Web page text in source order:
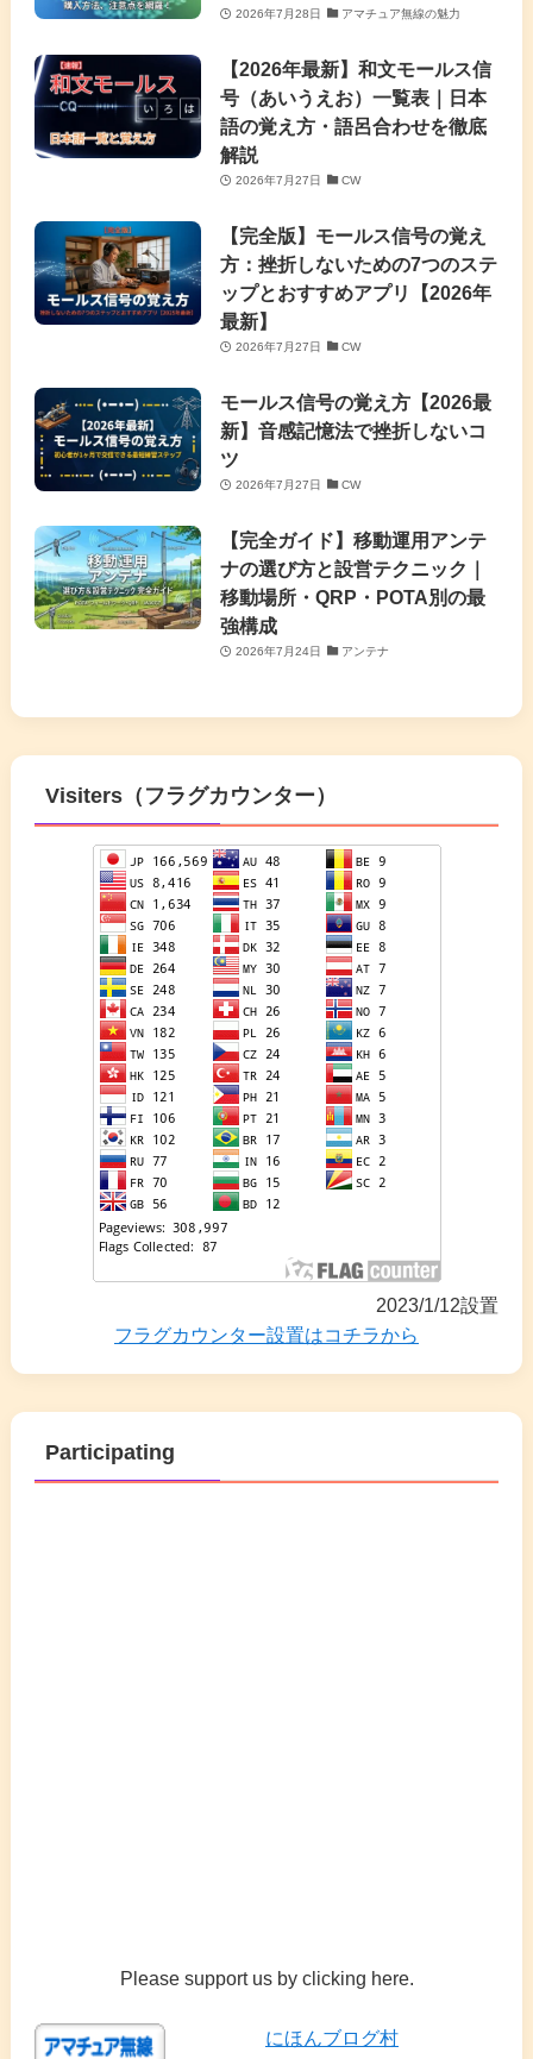
2026年7月28日 アマチュア無線の魅力
【2026年最新】和文モールス信
号（あいうえお）一覧表｜日本
語の覚え方・語呂合わせを徹底
解説
2026年7月27日 CW
【完全版】モールス信号の覚え
方：挫折しないための7つのステ
ップとおすすめアプリ【2026年
最新】
2026年7月27日 CW
モールス信号の覚え方【2026最
新】音感記憶法で挫折しないコ
ツ
2026年7月27日 CW
【完全ガイド】移動運用アンテ
ナの選び方と設営テクニック｜
移動場所・QRP・POTA別の最
強構成
2026年7月24日 アンテナ
Visiters（フラグカウンター）
2023/1/12設置
フラグカウンター設置はコチラから
Participating
Please support us by clicking here.
にほんブログ村